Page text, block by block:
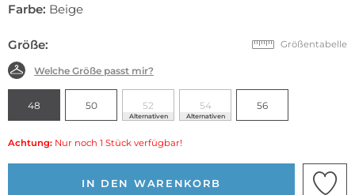
Farbe: Beige
Größe: Größentabelle
Welche Größe passt mir?
48 50 52
Alternativen
54
Alternativen
56
Achtung: Nur noch 1 Stück verfügbar!
IN DEN WARENKORB